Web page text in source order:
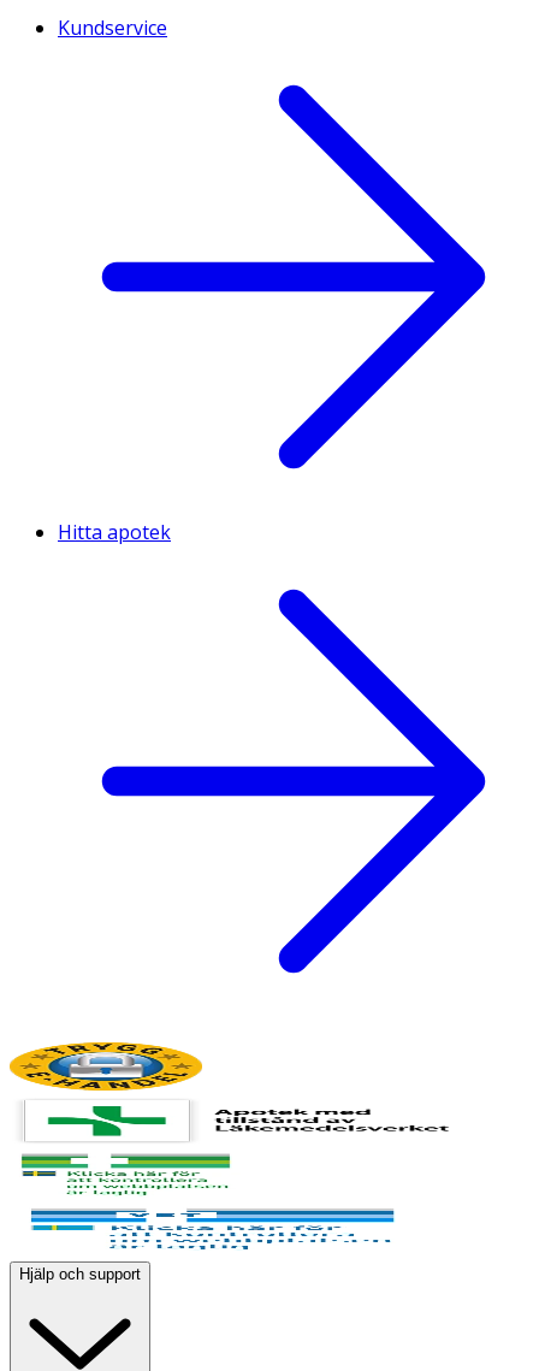
Kundservice
Hitta apotek
Hjälp och support